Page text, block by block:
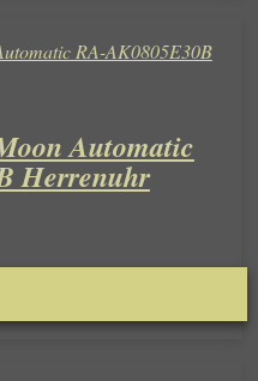
Automatic
Herrenuhr